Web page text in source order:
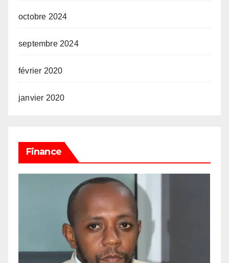
octobre 2024
septembre 2024
février 2020
janvier 2020
Finance